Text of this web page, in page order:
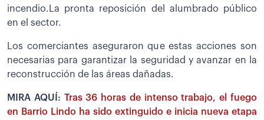
incendio.La pronta reposición del alumbrado público
en el sector.
Los comerciantes aseguraron que estas acciones son
necesarias para garantizar la seguridad y avanzar en la
reconstrucción de las áreas dañadas.
MIRA AQUÍ: Tras 36 horas de intenso trabajo, el fuego
en Barrio Lindo ha sido extinguido e inicia nueva etapa